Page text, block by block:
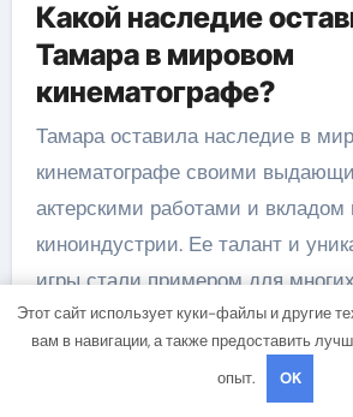
Какой наследие
Тамара в мировом
кинематографе?
Тамара оставила наследие в
кинематографе своими
актерскими работами и вкладом
киноиндустрии. Ее талант и
игры стали примером для
фильмы до сих пор пользуются
и любовью зрителей.
Какие популярные
Этот сайт использует куки-файлы и другие
вам в навигации, а также предоставить
опыт.
OK